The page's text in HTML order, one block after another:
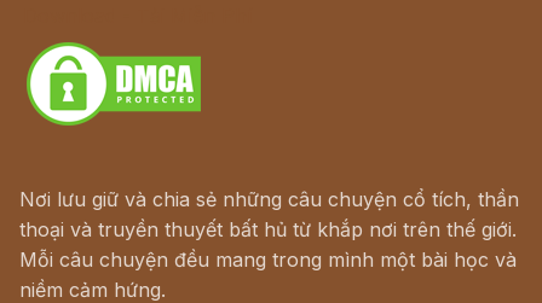
Nơi lưu giữ và chia sẻ những câu chuyện cổ tích, thần
thoại và truyền thuyết bất hủ từ khắp nơi trên thế giới.
Mỗi câu chuyện đều mang trong mình một bài học và
niềm cảm hứng.